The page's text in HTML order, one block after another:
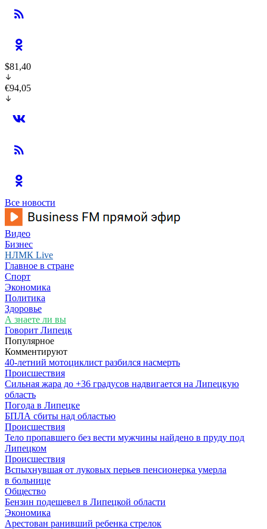
$81,40
€94,05
Все новости
Видео
Бизнес
НЛМК Live
Главное в стране
Спорт
Экономика
Политика
Здоровье
А знаете ли вы
Говорит Липецк
Популярное
Комментируют
40-летний мотоциклист разбился насмерть
Происшествия
Сильная жара до +36 градусов надвигается на Липецкую
область
Погода в Липецке
БПЛА сбиты над областью
Происшествия
Тело пропавшего без вести мужчины найдено в пруду под
Липецком
Происшествия
Вспыхнувшая от луковых перьев пенсионерка умерла
в больнице
Общество
Бензин подешевел в Липецкой области
Экономика
Арестован ранивший ребенка стрелок